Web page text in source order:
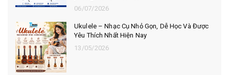
06/07/2026
Ukulele – Nhạc Cụ Nhỏ Gọn, Dễ Học Và Được
Yêu Thích Nhất Hiện Nay
13/05/2026